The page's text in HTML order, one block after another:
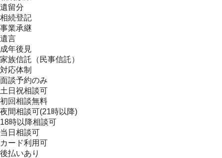
遺留分
相続登記
事業承継
遺言
成年後見
家族信託（民事信託）
対応体制
面談予約のみ
土日祝相談可
初回相談無料
夜間相談可(21時以降)
18時以降相談可
当日相談可
カード利用可
後払いあり